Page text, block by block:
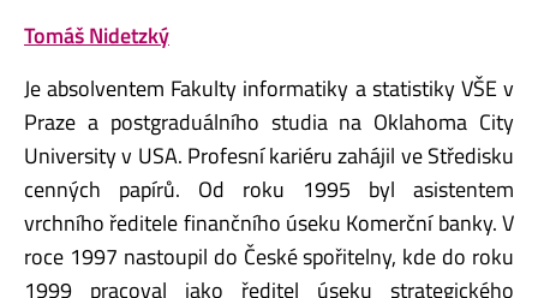
Tomáš Nidetzký
Je absolventem Fakulty informatiky a statistiky VŠE v
Praze a postgraduálního studia na Oklahoma City
University v USA. Profesní kariéru zahájil ve Středisku
cenných papírů. Od roku 1995 byl asistentem
vrchního ředitele finančního úseku Komerční banky. V
roce 1997 nastoupil do České spořitelny, kde do roku
1999 pracoval jako ředitel úseku strategického